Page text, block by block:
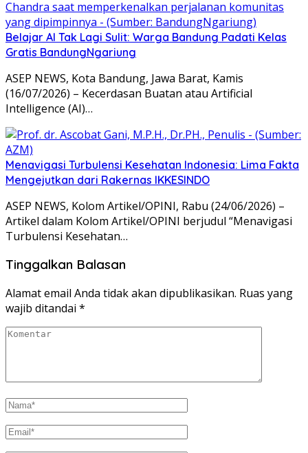
Belajar AI Tak Lagi Sulit: Warga Bandung Padati Kelas
Gratis BandungNgariung
ASEP NEWS, Kota Bandung, Jawa Barat, Kamis
(16/07/2026) – Kecerdasan Buatan atau Artificial
Intelligence (AI)…
Menavigasi Turbulensi Kesehatan Indonesia: Lima Fakta
Mengejutkan dari Rakernas IKKESINDO
ASEP NEWS, Kolom Artikel/OPINI, Rabu (24/06/2026) –
Artikel dalam Kolom Artikel/OPINI berjudul “Menavigasi
Turbulensi Kesehatan…
Tinggalkan Balasan
Alamat email Anda tidak akan dipublikasikan. Ruas yang
wajib ditandai *